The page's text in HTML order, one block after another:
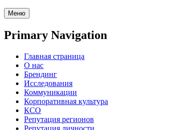
Меню
Primary Navigation
Главная страница
О нас
Брендинг
Исследования
Коммуникации
Корпоративная культура
КСО
Репутация регионов
Репутация личности